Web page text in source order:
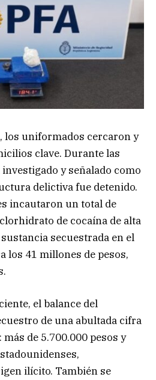
los uniformados cercaron y
clave. Durante las
y señalado como
delictiva fue detenido.
incautaron un total de
de cocaína de alta
secuestrada en el
los 41 millones de pesos,
el balance del
de una abultada cifra
de 5.700.000 pesos y
ilícito. También se